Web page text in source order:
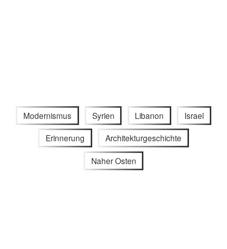
Modernismus Syrien Libanon Israel
Erinnerung Architekturgeschichte
Naher Osten